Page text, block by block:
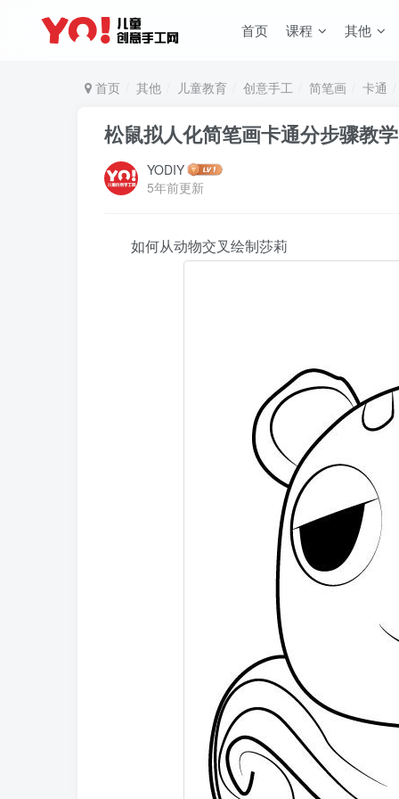
首页 课程 其他
首页 其他 儿童教育 创意手工 简笔画 卡通
松鼠拟人化简笔画卡通分步骤教学
YODIY
5年前更新
如何从动物交叉绘制莎莉